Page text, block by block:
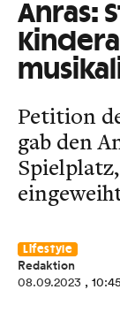
Anras:
Petition
gab den
Lifestyle
Redaktion
08.09.2023 ,